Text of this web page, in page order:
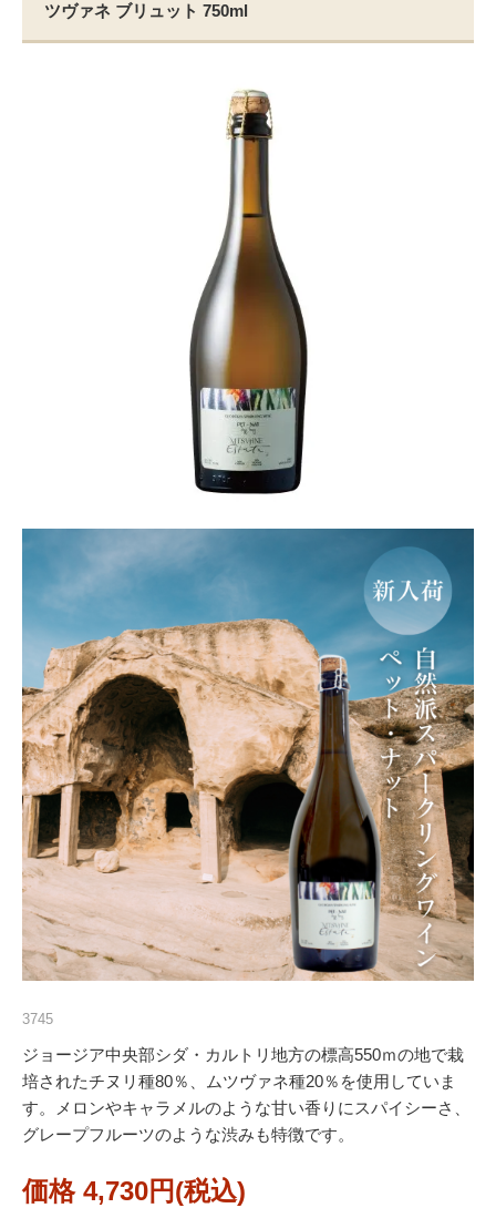
ツヴァネ ブリュット 750ml
3745
ジョージア中央部シダ・カルトリ地方の標高550ｍの地で栽
培されたチヌリ種80％、ムツヴァネ種20％を使用していま
す。メロンやキャラメルのような甘い香りにスパイシーさ、
グレープフルーツのような渋みも特徴です。
価格 4,730円(税込)